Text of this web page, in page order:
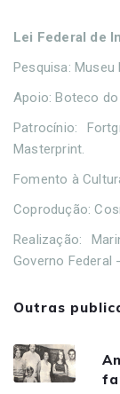
Lei Federal de
Pesquisa:
Apoio: Boteco
Patrocínio:
Masterprint.
Fomento à
Coprodução:
Realização:
Governo Federal
Outras